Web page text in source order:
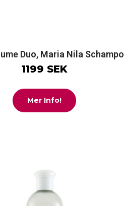
Duo, Maria Nila Schampo
1199 SEK
Mer Info!